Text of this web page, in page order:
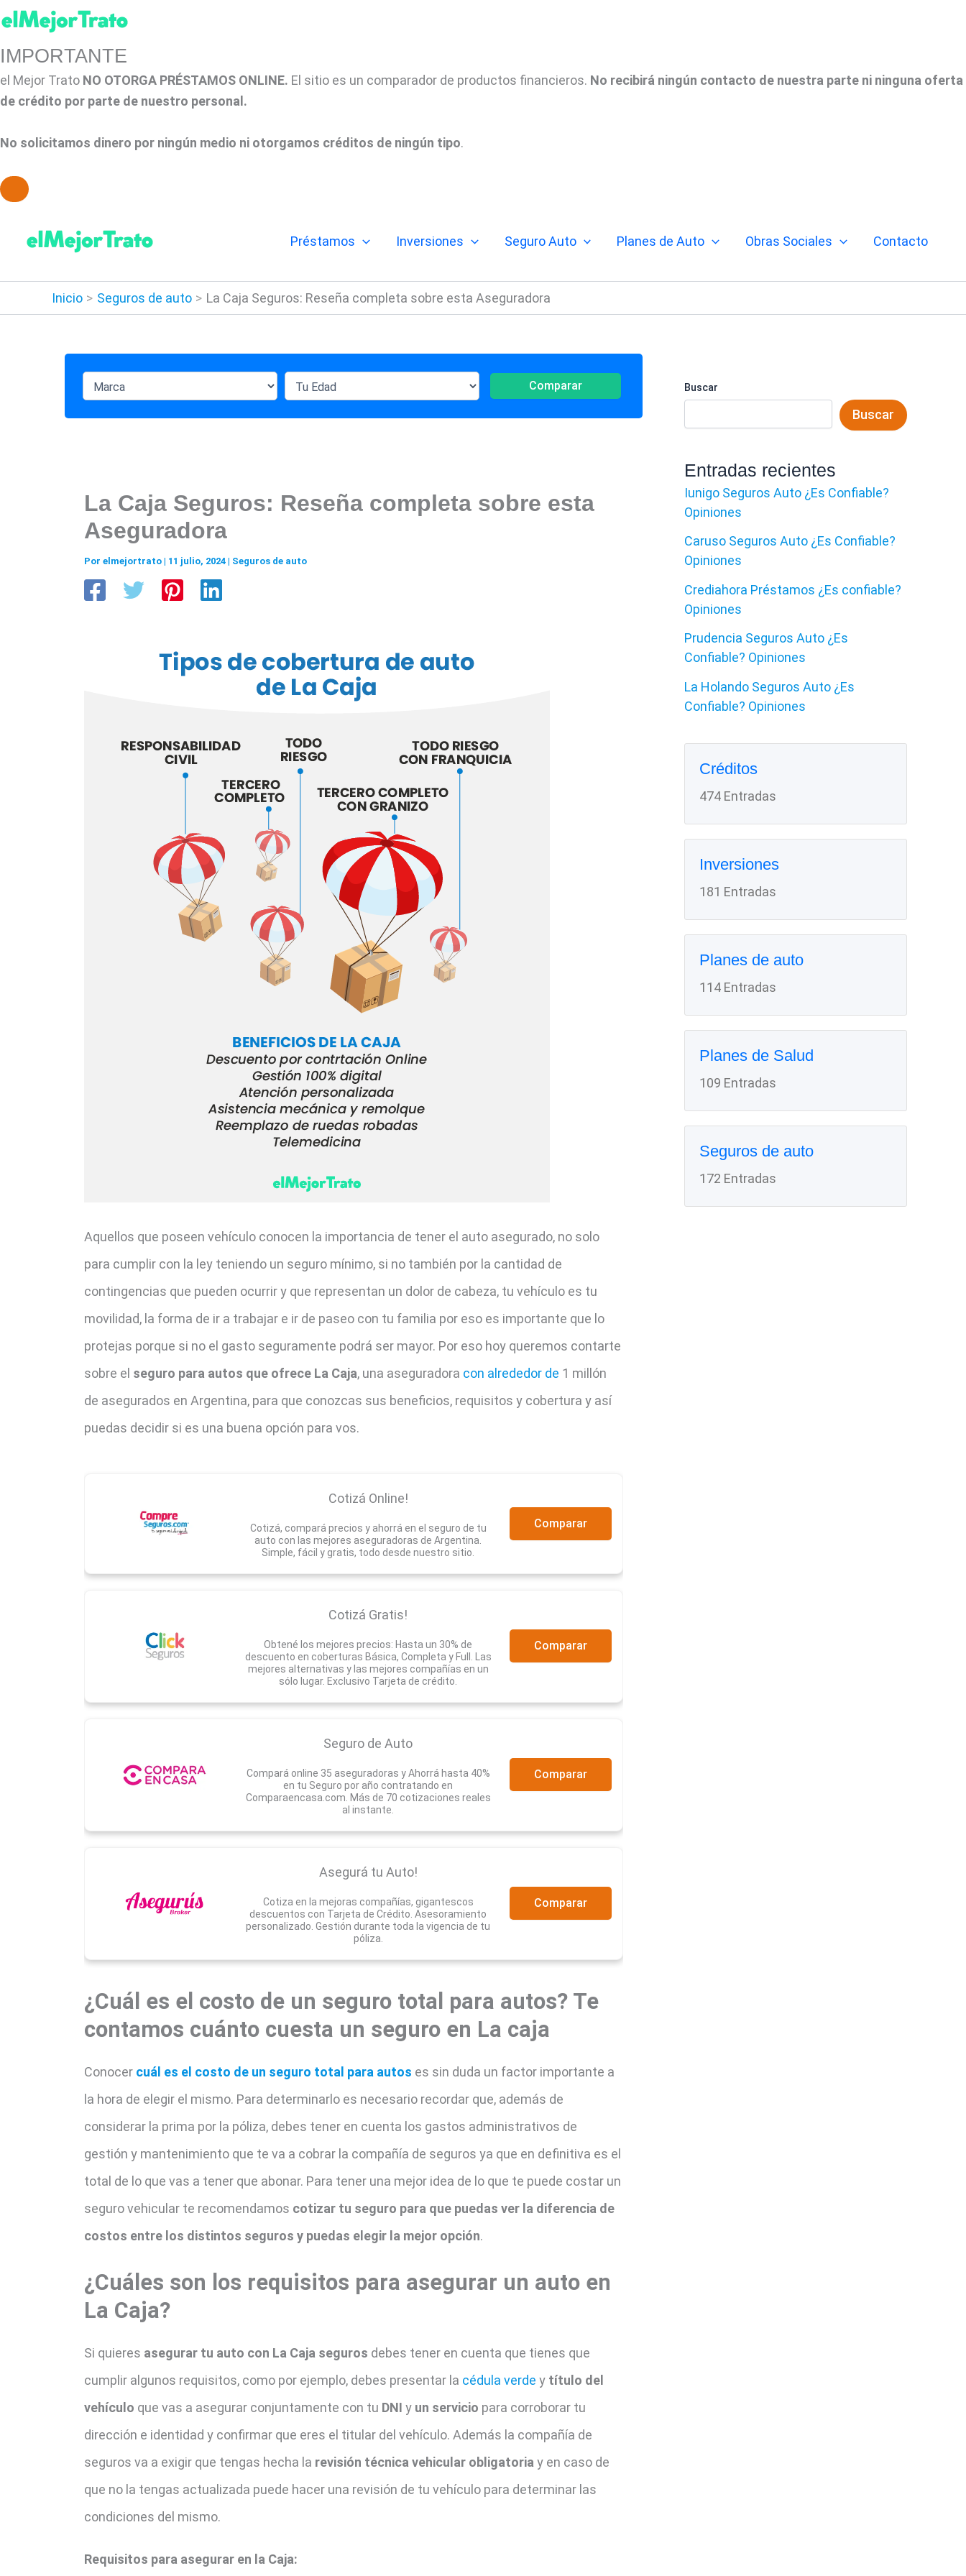
IMPORTANTE
el Mejor Trato NO OTORGA PRÉSTAMOS ONLINE. El sitio es un comparador de productos financieros. No recibirá ningún contacto de nuestra parte ni ninguna oferta
de crédito por parte de nuestro personal.
No solicitamos dinero por ningún medio ni otorgamos créditos de ningún tipo.
contenido
Préstamos Inversiones Seguro Auto Planes de Auto Obras Sociales Contacto
Inicio Seguros de auto La Caja Seguros: Reseña completa sobre esta Aseguradora
Comparar
La Caja Seguros: Reseña completa sobre esta
Aseguradora
Por elmejortrato | 11 julio, 2024 | Seguros de auto
Aquellos que poseen vehículo conocen la importancia de tener el auto asegurado, no solo
para cumplir con la ley teniendo un seguro mínimo, si no también por la cantidad de
contingencias que pueden ocurrir y que representan un dolor de cabeza, tu vehículo es tu
movilidad, la forma de ir a trabajar e ir de paseo con tu familia por eso es importante que lo
protejas porque si no el gasto seguramente podrá ser mayor. Por eso hoy queremos contarte
sobre el seguro para autos que ofrece La Caja, una aseguradora con alrededor de 1 millón
de asegurados en Argentina, para que conozcas sus beneficios, requisitos y cobertura y así
puedas decidir si es una buena opción para vos.
Cotizá Online!
Cotizá, compará precios y ahorrá en el seguro de tu
auto con las mejores aseguradoras de Argentina.
Simple, fácil y gratis, todo desde nuestro sitio.
Comparar
Cotizá Gratis!
Obtené los mejores precios: Hasta un 30% de
descuento en coberturas Básica, Completa y Full. Las
mejores alternativas y las mejores compañías en un
sólo lugar. Exclusivo Tarjeta de crédito.
Comparar
Seguro de Auto
Compará online 35 aseguradoras y Ahorrá hasta 40%
en tu Seguro por año contratando en
Comparaencasa.com. Más de 70 cotizaciones reales
al instante.
Comparar
Asegurá tu Auto!
Cotiza en la mejoras compañías, gigantescos
descuentos con Tarjeta de Crédito. Asesoramiento
personalizado. Gestión durante toda la vigencia de tu
póliza.
Comparar
¿Cuál es el costo de un seguro total para autos? Te
contamos cuánto cuesta un seguro en La caja
Conocer cuál es el costo de un seguro total para autos es sin duda un factor importante a
la hora de elegir el mismo. Para determinarlo es necesario recordar que, además de
considerar la prima por la póliza, debes tener en cuenta los gastos administrativos de
gestión y mantenimiento que te va a cobrar la compañía de seguros ya que en definitiva es el
total de lo que vas a tener que abonar. Para tener una mejor idea de lo que te puede costar un
seguro vehicular te recomendamos cotizar tu seguro para que puedas ver la diferencia de
costos entre los distintos seguros y puedas elegir la mejor opción.
¿Cuáles son los requisitos para asegurar un auto en
La Caja?
Si quieres asegurar tu auto con La Caja seguros debes tener en cuenta que tienes que
cumplir algunos requisitos, como por ejemplo, debes presentar la cédula verde y título del
vehículo que vas a asegurar conjuntamente con tu DNI y un servicio para corroborar tu
dirección e identidad y confirmar que eres el titular del vehículo. Además la compañía de
seguros va a exigir que tengas hecha la revisión técnica vehicular obligatoria y en caso de
que no la tengas actualizada puede hacer una revisión de tu vehículo para determinar las
condiciones del mismo.
Requisitos para asegurar en la Caja:
Buscar
Buscar
Entradas recientes
Iunigo Seguros Auto ¿Es Confiable?
Opiniones
Caruso Seguros Auto ¿Es Confiable?
Opiniones
Crediahora Préstamos ¿Es confiable?
Opiniones
Prudencia Seguros Auto ¿Es
Confiable? Opiniones
La Holando Seguros Auto ¿Es
Confiable? Opiniones
Créditos
474 Entradas
Inversiones
181 Entradas
Planes de auto
114 Entradas
Planes de Salud
109 Entradas
Seguros de auto
172 Entradas